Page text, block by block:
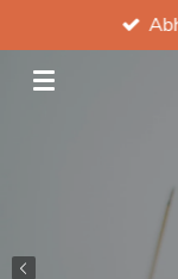
Hauptinhalt
springen